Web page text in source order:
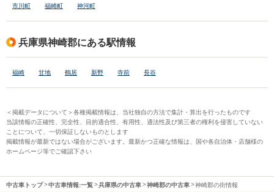
市川町 福崎町 神河町
兵庫県神崎郡にある駅情報
福崎 甘地 鶴居 新野 寺前 長谷
＜掲載データについて＞各種掲載情報は、当社独自の方法で集計・算出を行ったものです
当該情報の正確性、完全性、目的適合性、有用性、適法性及び第三者の権利を侵害していない
ことについて、一切保証しないものとします
掲載情報が最新ではない場合がございます。最新かつ正確な情報は、国や各自治体・店舗様の
ホームページ等でご確認下さい
中古車トップ 中古車情報:一覧 兵庫県の中古車 神崎郡の中古車 神崎郡の街情報